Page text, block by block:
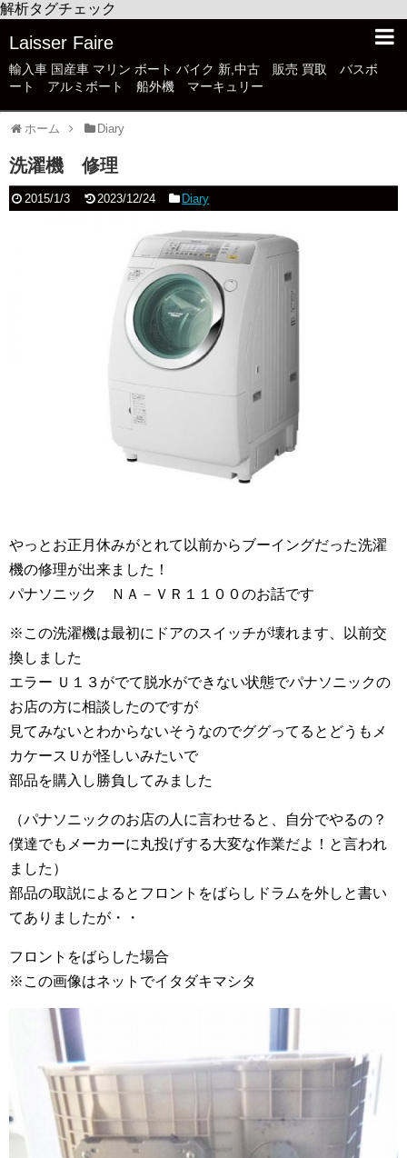
解析タグチェック
Laisser Faire
輸入車 国産車 マリン ボート バイク 新,中古 販売 買取 バスボ
ート アルミボート 船外機 マーキュリー
ホーム Diary
洗濯機 修理
2015/1/3 2023/12/24 Diary
やっとお正月休みがとれて以前からブーイングだった洗濯
機の修理が出来ました！
パナソニック ＮＡ－ＶＲ１１００のお話です
※この洗濯機は最初にドアのスイッチが壊れます、以前交
換しました
エラー Ｕ１３がでて脱水ができない状態でパナソニックの
お店の方に相談したのですが
見てみないとわからないそうなのでググってるとどうもメ
カケースＵが怪しいみたいで
部品を購入し勝負してみました
（パナソニックのお店の人に言わせると、自分でやるの？
僕達でもメーカーに丸投げする大変な作業だよ！と言われ
ました）
部品の取説によるとフロントをばらしドラムを外しと書い
てありましたが・・
フロントをばらした場合
※この画像はネットでイタダキマシタ